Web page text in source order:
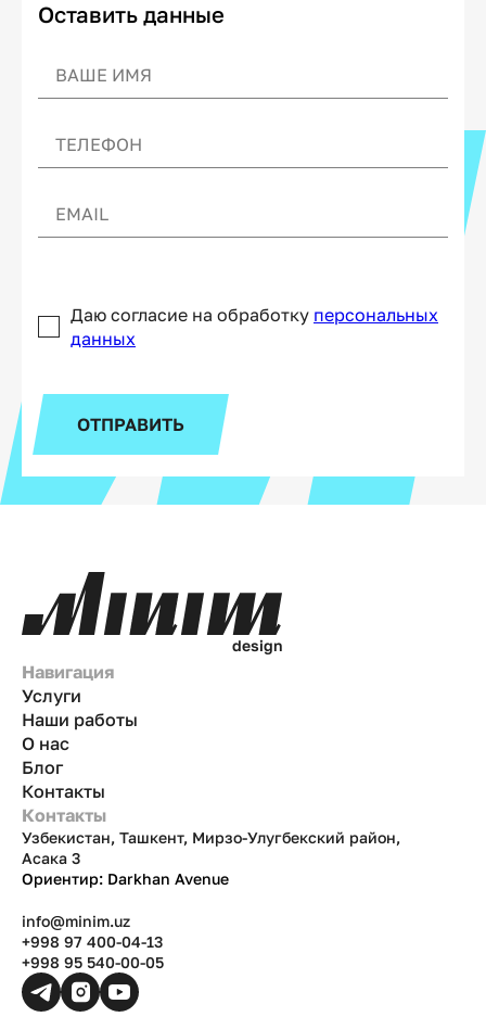
Оставить данные
Даю согласие на обработку персональных
данных
ОТПРАВИТЬ
design
Навигация
Услуги
Наши работы
О нас
Блог
Контакты
Контакты
Узбекистан, Ташкент, Мирзо-Улугбекский район,
Асака 3
Ориентир: Darkhan Avenue
info@minim.uz
+998 97 400-04-13
+998 95 540-00-05